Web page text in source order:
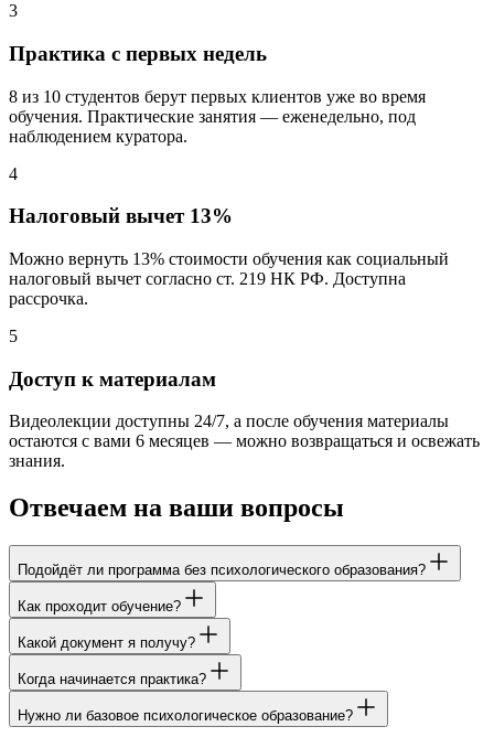
3
Практика с первых недель
8 из 10 студентов берут первых клиентов уже во время
обучения. Практические занятия — еженедельно, под
наблюдением куратора.
4
Налоговый вычет 13%
Можно вернуть 13% стоимости обучения как социальный
налоговый вычет согласно ст. 219 НК РФ. Доступна
рассрочка.
5
Доступ к материалам
Видеолекции доступны 24/7, а после обучения материалы
остаются с вами 6 месяцев — можно возвращаться и освежать
знания.
Отвечаем на ваши вопросы
Подойдёт ли программа без психологического образования?
Как проходит обучение?
Какой документ я получу?
Когда начинается практика?
Нужно ли базовое психологическое образование?